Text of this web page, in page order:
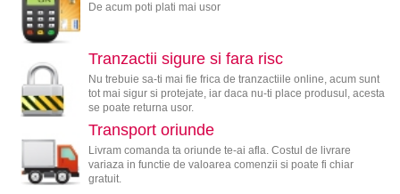
De acum poti plati mai usor
Tranzactii sigure si fara risc
Nu trebuie sa-ti mai fie frica de tranzactiile online, acum sunt
tot mai sigur si protejate, iar daca nu-ti place produsul, acesta
se poate returna usor.
Transport oriunde
Livram comanda ta oriunde te-ai afla. Costul de livrare
variaza in functie de valoarea comenzii si poate fi chiar
gratuit.